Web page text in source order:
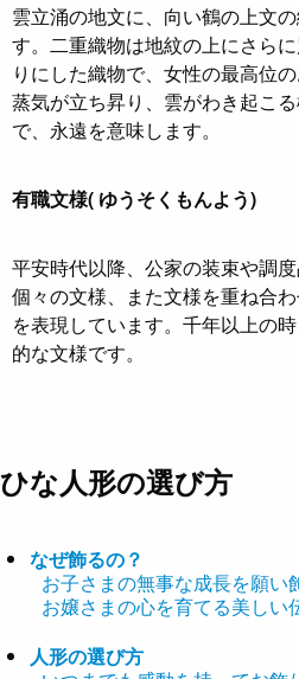
雲立涌の地文に、向い鶴の上文
す。二重織物は地紋の上にさら
りにした織物で、女性の最高位
蒸気が立ち昇り、雲がわき起こ
で、永遠を意味します。
有職文様( ゆうそくもんよう)
平安時代以降、公家の装束や調度
個々の文様、また文様を重ね合
を表現しています。千年以上の
的な文様です。
ひな人形の選び方
なぜ飾るの？
お子さまの無事な成長を願い
お嬢さまの心を育てる美しい
人形の選び方